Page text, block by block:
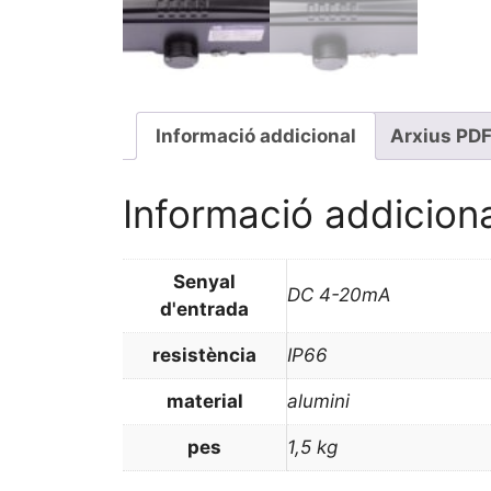
Informació addicional Arxius PDF
Informació
Senyal
d'entrada
DC 4-20mA
resistència IP66
material alumini
pes 1,5 kg